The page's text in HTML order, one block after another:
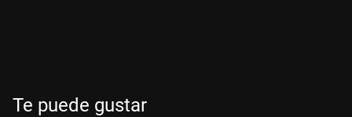
Te puede gustar